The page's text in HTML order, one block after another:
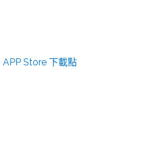
APP Store 下載點